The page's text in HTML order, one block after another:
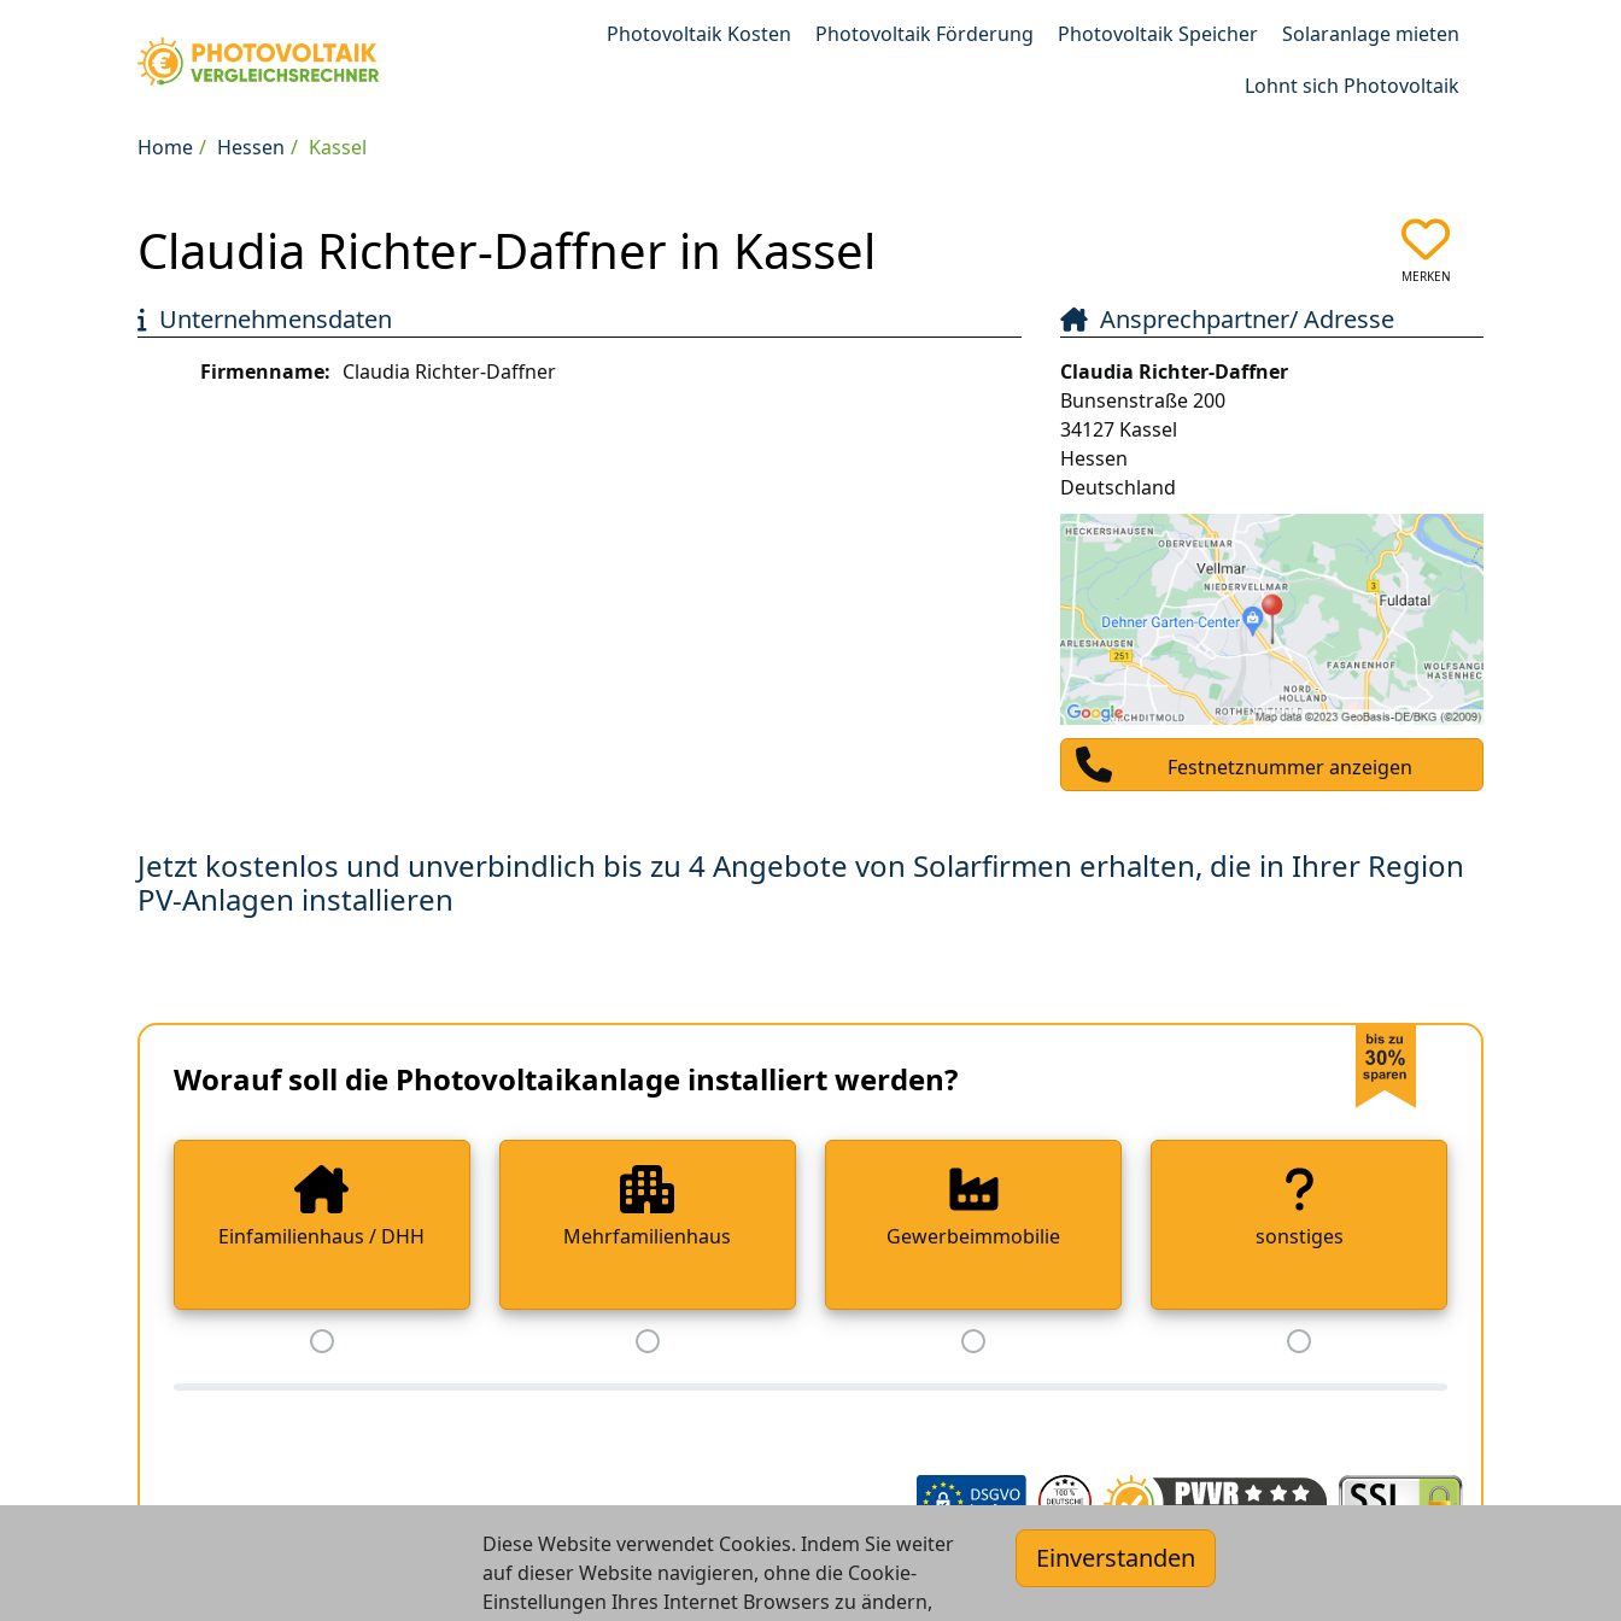
Photovoltaik Kosten Photovoltaik Förderung Photovoltaik Speicher
Solaranlage mieten
Lohnt sich Photovoltaik
Home Hessen Kassel
Claudia Richter-Daffner in Kassel MERKEN
Unternehmensdaten
Firmenname: Claudia Richter-Daffner
Ansprechpartner/ Adresse
Claudia Richter-Daffner
Bunsenstraße 200
34127 Kassel
Hessen
Deutschland
Festnetznummer anzeigen
Jetzt kostenlos und unverbindlich bis zu 4 Angebote von Solarfirmen erhalten, die in Ihrer Region
PV-Anlagen installieren
Worauf soll die Photovoltaikanlage installiert werden?
Einfamilienhaus / DHH Mehrfamilienhaus Gewerbeimmobilie sonstiges
Diese Website verwendet Cookies. Indem Sie weiter
auf dieser Website navigieren, ohne die Cookie-
Einstellungen Ihres Internet Browsers zu ändern,
Einverstanden